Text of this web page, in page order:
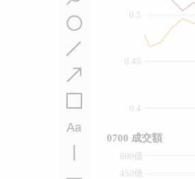
0.45
0.4
0.5
450億
600億
0700 成交額